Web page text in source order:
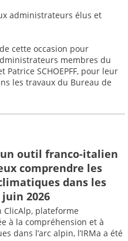
administrateurs élus et
cette occasion pour
membres du
Patrice SCHOEPFF, pour leur
les travaux du Bureau de
un outil franco-italien
comprendre les
dans les
juin 2026
plateforme
à la compréhension et à
dans l’arc alpin, l’IRMa a été